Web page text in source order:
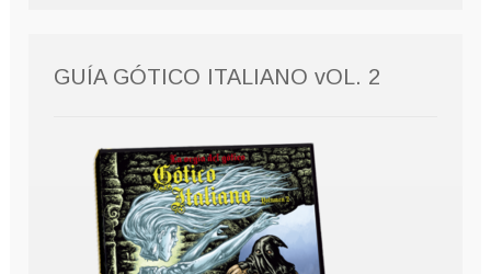
GUÍA GÓTICO ITALIANO vOL. 2